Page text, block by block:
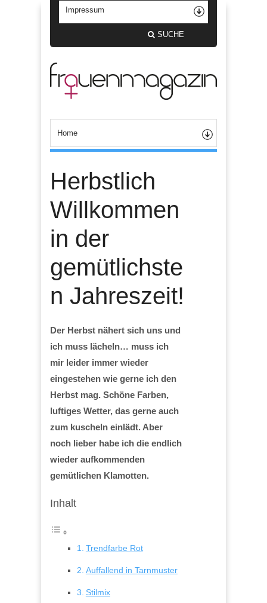
SUCHE
Herbstlich
Willkommen
in der
gemütlichste
n Jahreszeit!
Der Herbst nähert sich uns und
ich muss lächeln… muss ich
mir leider immer wieder
eingestehen wie gerne ich den
Herbst mag. Schöne Farben,
luftiges Wetter, das gerne auch
zum kuscheln einlädt. Aber
noch lieber habe ich die endlich
wieder aufkommenden
gemütlichen Klamotten.
Inhalt
Trendfarbe Rot
Auffallend in Tarnmuster
Stilmix